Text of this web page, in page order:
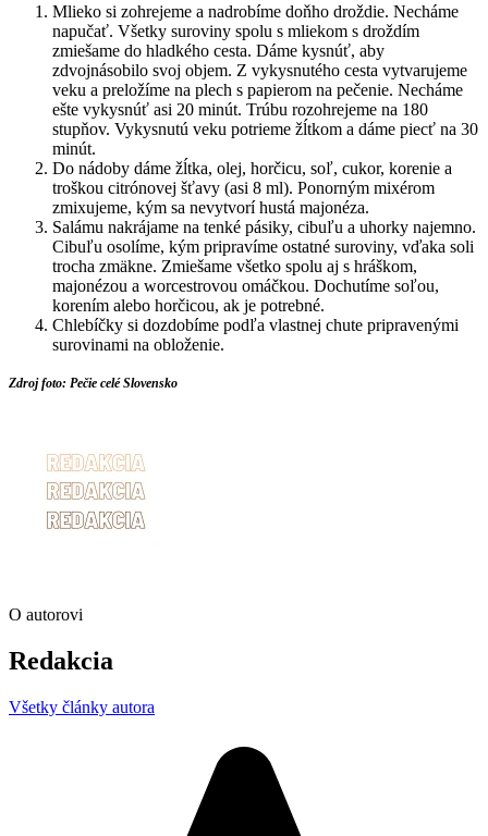
Mlieko si zohrejeme a nadrobíme doňho droždie. Necháme
napučať. Všetky suroviny spolu s mliekom s droždím
zmiešame do hladkého cesta. Dáme kysnúť, aby
zdvojnásobilo svoj objem. Z vykysnutého cesta vytvarujeme
veku a preložíme na plech s papierom na pečenie. Necháme
ešte vykysnúť asi 20 minút. Trúbu rozohrejeme na 180
stupňov. Vykysnutú veku potrieme žĺtkom a dáme piecť na 30
minút.
Do nádoby dáme žĺtka, olej, horčicu, soľ, cukor, korenie a
troškou citrónovej šťavy (asi 8 ml). Ponorným mixérom
zmixujeme, kým sa nevytvorí hustá majonéza.
Salámu nakrájame na tenké pásiky, cibuľu a uhorky najemno.
Cibuľu osolíme, kým pripravíme ostatné suroviny, vďaka soli
trocha zmäkne. Zmiešame všetko spolu aj s hráškom,
majonézou a worcestrovou omáčkou. Dochutíme soľou,
korením alebo horčicou, ak je potrebné.
Chlebíčky si dozdobíme podľa vlastnej chute pripravenými
surovinami na obloženie.
Zdroj foto: Pečie celé Slovensko
O autorovi
Redakcia
Všetky články autora